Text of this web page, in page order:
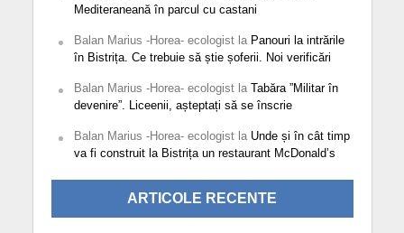
Mediteraneană în parcul cu castani
Balan Marius -Horea- ecologistla Panouri la intrările
în Bistrița. Ce trebuie să știe șoferii. Noi verificări
Balan Marius -Horea- ecologistla Tabăra ”Militar în
devenire”. Liceenii, așteptați să se înscrie
Balan Marius -Horea- ecologistla Unde și în cât timp
va fi construit la Bistrița un restaurant McDonald’s
ARTICOLE RECENTE